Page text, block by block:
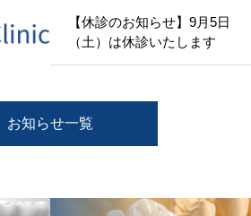
【休診のお知らせ】9月5日
（土）は休診いたします
お知らせ一覧